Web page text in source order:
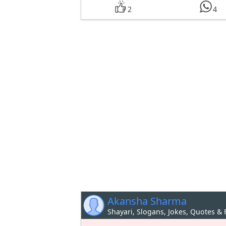
2 4
Akansha Sharma
Shayari, Slogans, Jokes, Quotes &